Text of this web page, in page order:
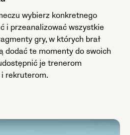
wybierz konkretnego
i przeanalizować wszystkie
gry, w których brał
dodać te momenty do swoich
je trenerom
rekruterom.